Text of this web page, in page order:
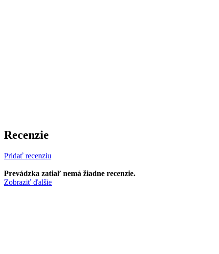
Recenzie
Pridať recenziu
Prevádzka zatiaľ nemá žiadne recenzie.
Zobraziť ďalšie